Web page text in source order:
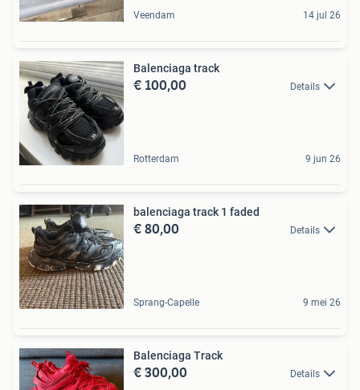
Veendam 14 jul 26
Balenciaga track
€ 100,00 Details
Rotterdam 9 jun 26
balenciaga track 1 faded
€ 80,00 Details
Sprang-Capelle 9 mei 26
Balenciaga Track
€ 300,00 Details